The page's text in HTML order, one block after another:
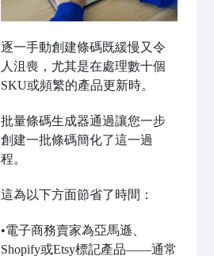
逐一手動創建條碼既緩慢又令
人沮喪，尤其是在處理數十個
SKU或頻繁的產品更新時。
批量條碼生成器通過讓您一步
創建一批條碼簡化了這一過
程。
這為以下方面節省了時間：
•電子商務賣家為亞馬遜、
Shopify或Etsy標記產品——通常